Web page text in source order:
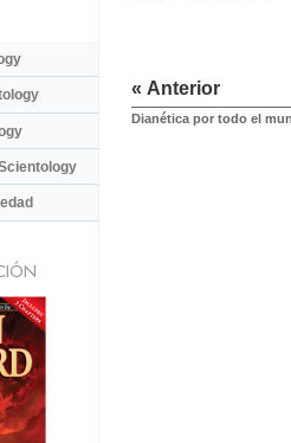
« Anterior
Dianética por todo el